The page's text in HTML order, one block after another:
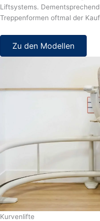
Liftsystems.
Treppenformen oftmal der
Zu den Modellen
Kurvenlifte